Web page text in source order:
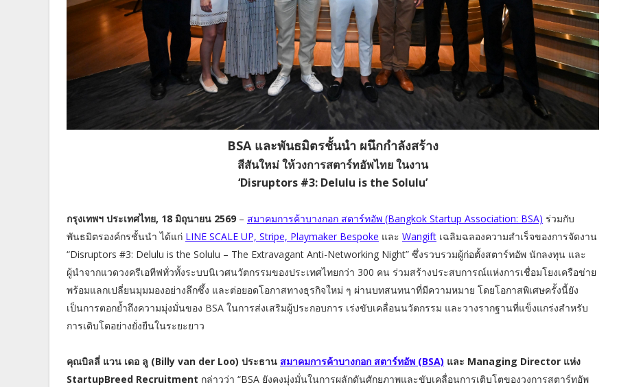
BSA และพันธมิตรชั้นนำ ผนึกกำลังสร้าง
สีสันใหม่ ให้วงการสตาร์ทอัพไทย ในงาน
‘Disruptors #3: Delulu is the Solulu’
กรุงเทพฯ ประเทศไทย, 18 มิถุนายน 2569 – สมาคมการค้าบางกอก สตาร์ทอัพ (Bangkok Startup Association: BSA) ร่วมกับ
พันธมิตรองค์กรชั้นนำ ได้แก่ LINE SCALE UP, Stripe, Playmaker Bespoke และ Wangift เฉลิมฉลองความสำเร็จของการจัดงาน
“Disruptors #3: Delulu is the Solulu – The Extravagant Anti-Networking Night” ซึ่งรวบรวมผู้ก่อตั้งสตาร์ทอัพ นักลงทุน และ
ผู้นำจากแวดวงครีเอทีฟทั่วทั้งระบบนิเวศนวัตกรรมของประเทศไทยกว่า 300 คน ร่วมสร้างประสบการณ์แห่งการเชื่อมโยงเครือข่าย
พร้อมแลกเปลี่ยนมุมมองอย่างลึกซึ้ง และต่อยอดโอกาสทางธุรกิจใหม่ ๆ ผ่านบทสนทนาที่มีความหมาย โดยโอกาสพิเศษครั้งนี้ยัง
เป็นการตอกย้ำถึงความมุ่งมั่นของ BSA ในการส่งเสริมผู้ประกอบการ เร่งขับเคลื่อนนวัตกรรม และวางรากฐานที่แข็งแกร่งสำหรับ
การเติบโตอย่างยั่งยืนในระยะยาว
คุณบิลลี่ แวน เดอ ลู (Billy van der Loo) ประธาน สมาคมการค้าบางกอก สตาร์ทอัพ (BSA) และ Managing Director แห่ง
StartupBreed Recruitment กล่าวว่า “BSA ยังคงมุ่งมั่นในการผลักดันศักยภาพและขับเคลื่อนการเติบโตของวงการสตาร์ทอัพ